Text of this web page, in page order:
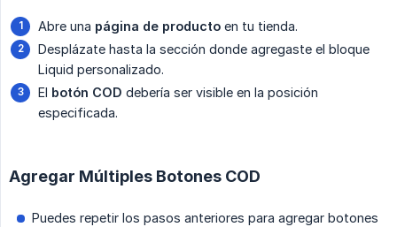
Abre una página de producto en tu tienda.
Desplázate hasta la sección donde agregaste el bloque
Liquid personalizado.
El botón COD debería ser visible en la posición
especificada.
Agregar Múltiples Botones COD
Puedes repetir los pasos anteriores para agregar botones